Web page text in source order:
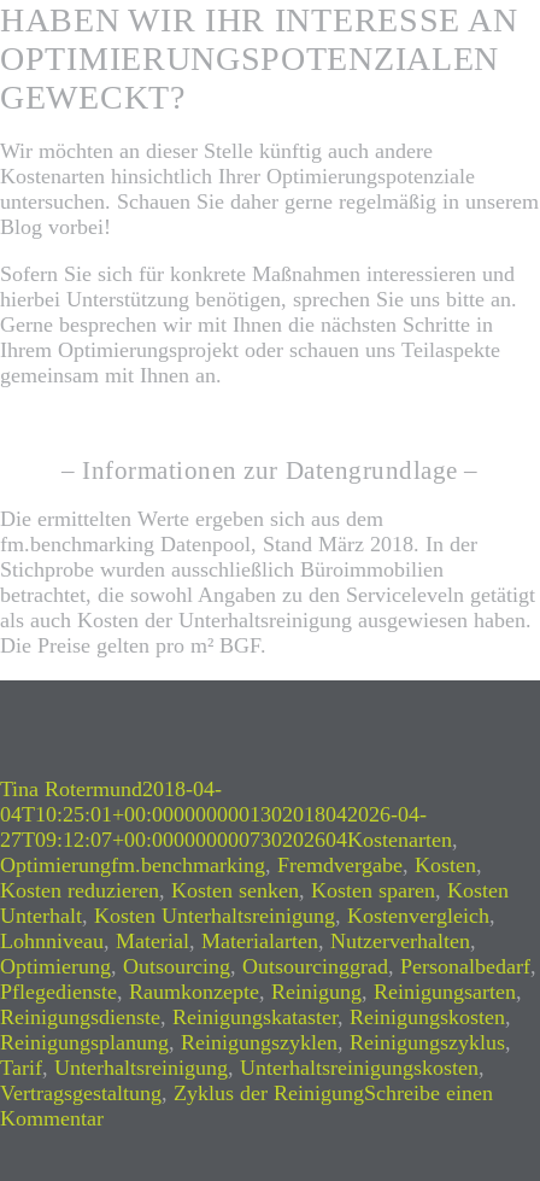
HABEN WIR IHR INTERESSE AN
OPTIMIERUNGSPOTENZIALEN
GEWECKT?
Wir möchten an dieser Stelle künftig auch andere
Kostenarten hinsichtlich Ihrer Optimierungspotenziale
untersuchen. Schauen Sie daher gerne regelmäßig in unserem
Blog vorbei!
Sofern Sie sich für konkrete Maßnahmen interessieren und
hierbei Unterstützung benötigen, sprechen Sie uns bitte an.
Gerne besprechen wir mit Ihnen die nächsten Schritte in
Ihrem Optimierungsprojekt oder schauen uns Teilaspekte
gemeinsam mit Ihnen an.
– Informationen zur Datengrundlage –
Die ermittelten Werte ergeben sich aus dem
fm.benchmarking Datenpool, Stand März 2018. In der
Stichprobe wurden ausschließlich Büroimmobilien
betrachtet, die sowohl Angaben zu den Serviceleveln getätigt
als auch Kosten der Unterhaltsreinigung ausgewiesen haben.
Die Preise gelten pro m² BGF.
Autor
Tina RotermundVeröffentlicht
am
2018-04-
04T10:25:01+00:0000000001302018042026-04-
27T09:12:07+00:000000000730202604Kategorien
Kostenarten,
OptimierungSchlagwörter
fm.benchmarking, Fremdvergabe, Kosten,
Kosten reduzieren, Kosten senken, Kosten sparen, Kosten
Unterhalt, Kosten Unterhaltsreinigung, Kostenvergleich,
Lohnniveau, Material, Materialarten, Nutzerverhalten,
Optimierung, Outsourcing, Outsourcinggrad, Personalbedarf,
Pflegedienste, Raumkonzepte, Reinigung, Reinigungsarten,
Reinigungsdienste, Reinigungskataster, Reinigungskosten,
Reinigungsplanung, Reinigungszyklen, Reinigungszyklus,
Tarif, Unterhaltsreinigung, Unterhaltsreinigungskosten,
Vertragsgestaltung, Zyklus der ReinigungSchreibe einen
Kommentarzu